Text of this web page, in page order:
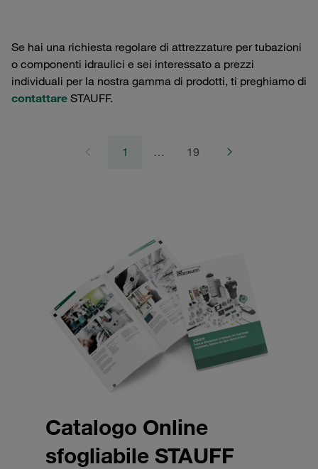
Se hai una richiesta regolare di attrezzature per tubazioni
o componenti idraulici e sei interessato a prezzi
individuali per la nostra gamma di prodotti, ti preghiamo di
contattare STAUFF.
1 … 19
Catalogo Online
sfogliabile STAUFF